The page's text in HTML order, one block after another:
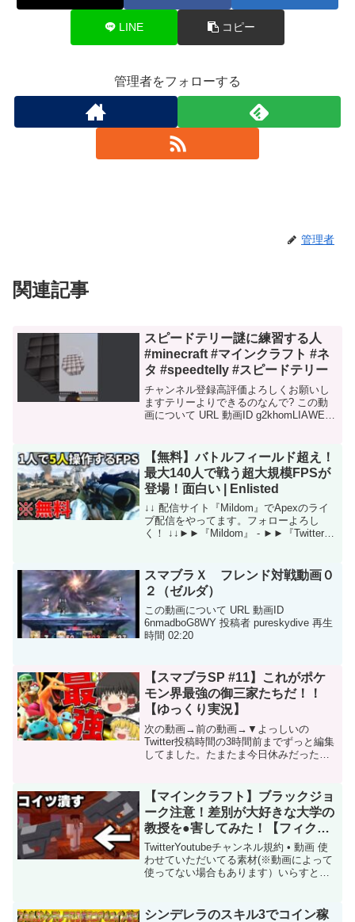
LINE コピー
管理者をフォローする
管理者
関連記事
スピードテリー謎に練習する人
#minecraft #マインクラフト #ネ
タ #speedtelly #スピードテリー
チャンネル登録高評価よろしくお願いし
ますテリーよりできるのなんで? この動
画について URL 動画ID g2khomLIAWE
【無料】バトルフィールド超え！
最大140人で戦う超大規模FPSが
登場！面白い | Enlisted
↓↓ 配信サイト『Mildom』でApexのライ
ブ配信をやってます。フォローよろし
く！ ↓↓►►『Mildom』 - ►►『Twitter』
スマブラＸ フレンド対戦動画０
２（ゼルダ）
この動画について URL 動画ID
6nmadboG8WY 投稿者 pureskydive 再生
時間 02:20
【スマブラSP #11】これがポケ
モン界最強の御三家たちだ！！
【ゆっくり実況】
次の動画→前の動画→▼よっしいの
Twitter投稿時間の3時間前までずっと編集
してました。たまたま今日休みだったか
スありそうなのでもしあったら教えてく
ださい。ちなみに次...
【マインクラフト】ブラックジョ
ーク注意！差別が大好きな大学の
教授を●害してみた！【フィクシ
ョン】【ブラックジョーク】【マ
イクラ】【男女平等問題】【茶
番】
TwitterYoutubeチャンネル規約 • 動画 使
わせていただいてる素材(※動画によって
使ってない場合もあります）いらすとや
ます！魔王魂様【】甘茶の音楽工房【...
シンデレラのスキル3でコイン稼